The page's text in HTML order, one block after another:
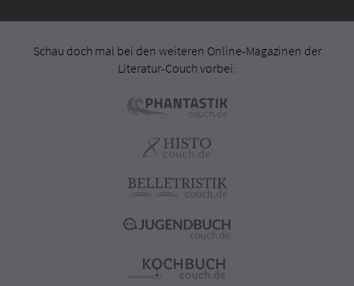
Schau doch mal bei den weiteren Online-Magazinen der
Literatur-Couch vorbei: